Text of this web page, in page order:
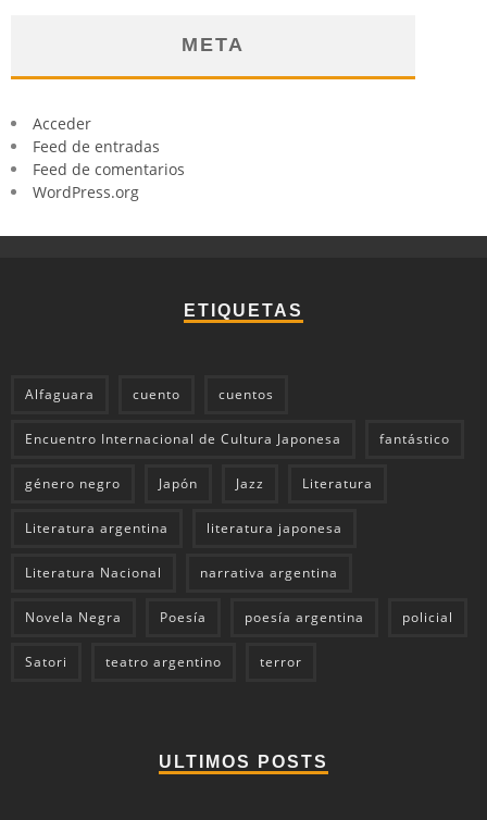
META
Acceder
Feed de entradas
Feed de comentarios
WordPress.org
ETIQUETAS
Alfaguara cuento cuentos
Encuentro Internacional de Cultura Japonesa fantástico
género negro Japón Jazz Literatura
Literatura argentina literatura japonesa
Literatura Nacional narrativa argentina
Novela Negra Poesía poesía argentina policial
Satori teatro argentino terror
ULTIMOS POSTS